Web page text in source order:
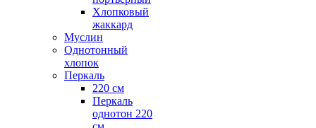
Хлопковый
жаккард
Муслин
Однотонный
хлопок
Перкаль
220 см
Перкаль
однотон 220